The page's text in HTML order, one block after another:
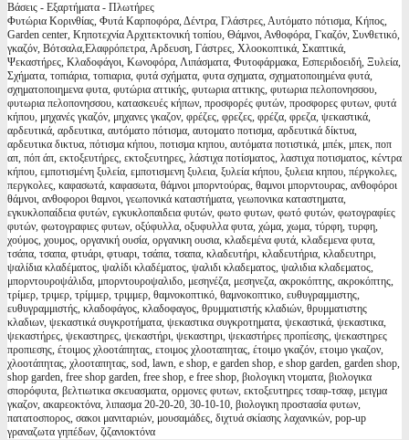
Βάσεις - Εξαρτήματα - Πλωτήρες
Φυτώρια Κορινθίας, Φυτά Καρποφόρα, Δέντρα, Γλάστρες, Αυτόματο πότισμα, Κήπος,
Garden center, Κηποτεχνία Αρχιτεκτονική τοπίου, Θάμνοι, Ανθοφόρα, Γκαζόν, Συνθετικό,
γκαζόν, Βότσαλα,Ελαφρόπετρα, Αρδευση, Γάστρες, Χλοοκοπτικά, Σκαπτικά,
Ψεκαστήρες, Κλαδοφάγοι, Κωνοφόρα, Λιπάσματα, Φυτοφάρμακα, Εσπεριδοειδή, Ξυλεία,
Σχήματα, τοπιάρια, τοπιαρια, φυτά σχήματα, φυτα σχηματα, σχηματοποιημένα φυτά,
σχηματοποιημενα φυτα, φυτώρια αττικής, φυτωρια αττικης, φυτωρια πελοπονησσου,
φυτωρια πελοπονησσου, κατασκευές κήπων, προσφορές φυτών, προσφορες φυτων, φυτά
κήπου, μηχανές γκαζόν, μηχανες γκαζον, φρέζες, φρεζες, φρέζα, φρεζα, ψεκαστικά,
αρδευτικά, αρδευτικα, αυτόματο πότισμα, αυτοματο ποτισμα, αρδευτικά δίκτυα,
αρδευτικα δικτυα, πότισμα κήπου, ποτισμα κηπου, αυτόματα ποτιστικά, μπέκ, μπεκ, ποπ
απ, πόπ άπ, εκτοξευτήρες, εκτοξευτηρες, λάστιχα ποτίσματος, λαστιχα ποτισματος, κέντρα
κήπου, εμποτισμένη ξυλεία, εμποτισμενη ξυλεια, ξυλεία κήπου, ξυλεια κηπου, πέργκολες,
περγκολες, καφασωτά, καφασωτα, θάμνοι μπορντούρας, θαμνοι μπορντουρας, ανθοφόροι
θάμνοι, ανθοφοροι θαμνοι, γεωπονικά καταστήματα, γεωπονικα καταστηματα,
εγκυκλοπαίδεια φυτών, εγκυκλοπαιδεια φυτών, φωτο φυτων, φωτό φυτών, φωτογραφίες
φυτών, φωτογραφιες φυτων, οξύφυλλα, οξυφυλλα φυτα, χώμα, χωμα, τύρφη, τυρφη,
χούμος, χουμος, οργανική ουσία, οργανικη ουσια, κλαδεμένα φυτά, κλαδεμενα φυτα,
τσάπα, τσαπα, φτυάρι, φτυαρι, τσάπα, τσαπα, κλαδευτήρι, κλαδευτήρια, κλαδευτηρι,
ψαλίδια κλαδέματος, ψαλίδι κλαδέματος, ψαλιδι κλαδεματος, ψαλιδια κλαδεματος,
μπορντουροψάλιδα, μπορντουροψαλιδο, μεσηνέζα, μεσηνεζα, ακροκόπτης, ακροκόπτης,
τρίμερ, τριμερ, τρίμμερ, τριμμερ, θαμνοκοπτικό, θαμνοκοπτικο, ευθυγραμμιστης,
ευθυγραμμιστής, κλαδοφάγος, κλαδοφαγος, θρυμματιστής κλαδιών, θρυμματιστης
κλαδιων, ψεκαστικά συγκροτήματα, ψεκαστικα συγκροτηματα, ψεκαστικά, ψεκαστικα,
ψεκαστήρες, ψεκαστηρες, ψεκαστήρι, ψεκαστηρι, ψεκαστήρες προπίεσης, ψεκαστηρες
προπιεσης, έτοιμος χλοοτάπητας, ετοιμος χλοοταπητας, έτοιμο γκαζόν, ετοιμο γκαζον,
χλοοτάπητας, χλοοταπητας, sod, lawn, e shop, e garden shop, e shop garden, garden shop,
shop garden, free shop garden, free shop, e free shop, βιολογικη ντοματα, βιολογικα
σπορόφυτα, βελτιωτικα σκευασματα, ορμονες φυτων, εκτοξευτηρες τσαφ-τσαφ, μειγμα
γκαζον, ακαρεοκτόνα, λιπασμα 20-20-20, 30-10-10, βιολογικη προστασία φυτων,
πατατοσπορος, σακοι μανιταριών, μουσαμάδες, διχτυά σκίασης λαχανικών, pop-up
γραναζωτα γηπέδων, ζιζανιοκτόνα